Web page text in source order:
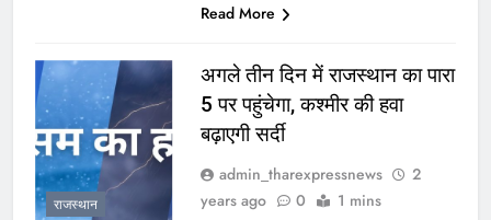
Read More
राजस्थान
अगले तीन दिन में राजस्थान का पारा
5 पर पहुंचेगा, कश्मीर की हवा
बढ़ाएगी सर्दी
admin_tharexpressnews
2
years ago
0 1 mins